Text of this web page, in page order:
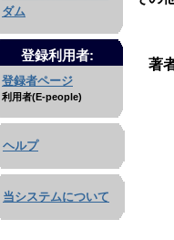
ダム
登録利用者:
登録者ページ
利用者(E-people)
ヘルプ
当システムについて
著